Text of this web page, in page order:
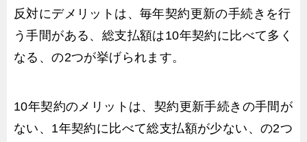
反対にデメリットは、毎年契約更新の手続きを行
う手間がある、総支払額は10年契約に比べて多く
なる、の2つが挙げられます。
10年契約のメリットは、契約更新手続きの手間が
ない、1年契約に比べて総支払額が少ない、の2つ